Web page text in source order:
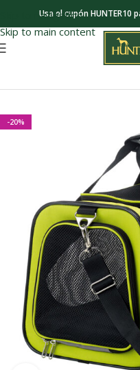
Skip to navigation
Skip to main content
Usa el cupón HUNTER10
Viaje &
-20%